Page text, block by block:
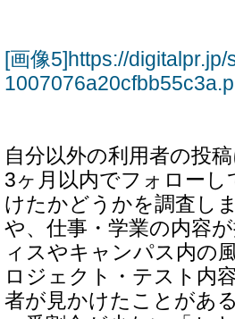
[画像5]https://
自分以外の利用者の投
3ヶ月以内でフォロー
けたかどうかを調査し
や、仕事・学業の内容
ィスやキャンパス内の
ロジェクト・テスト内
者が見かけたことがあ